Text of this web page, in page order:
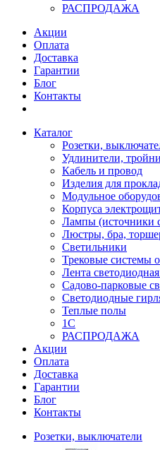
РАСПРОДАЖА
Акции
Оплата
Доставка
Гарантии
Блог
Контакты
Каталог
Розетки,
Удлинители,
Кабель и провод
Изделия для
Модульное
Корпуса
Лампы (источники
Люстры, бра,
Светильники
Трековые системы
Лента
Садово-парковые
Светодиодные
Теплые полы
1С
РАСПРОДАЖА
Акции
Оплата
Доставка
Гарантии
Блог
Контакты
Розетки, выключатели